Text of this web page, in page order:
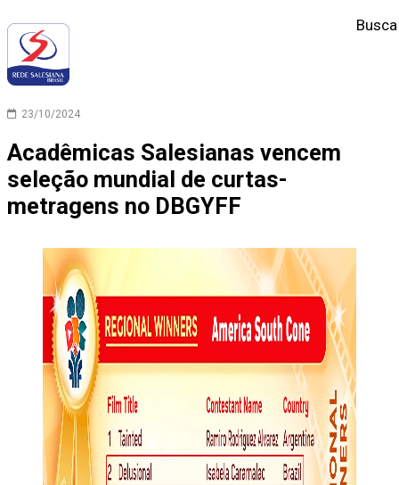
Busca
23/10/2024
Acadêmicas Salesianas vencem
seleção mundial de curtas-
metragens no DBGYFF